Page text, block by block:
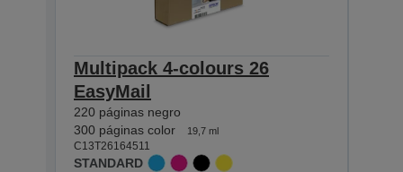
Multipack 4-colours 26
EasyMail
220 páginas negro
300 páginas color
19,7 ml
C13T26164511
STANDARD